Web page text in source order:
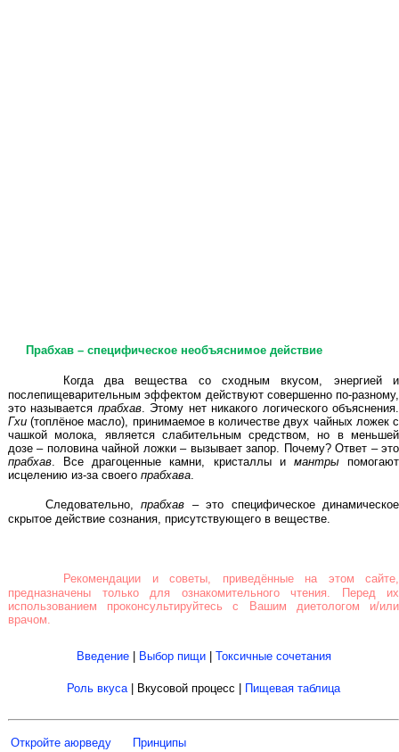
Прабхав – специфическое необъяснимое действие
Когда два вещества со сходным вкусом, энергией и
послепищеварительным эффектом действуют совершенно по-разному,
это называется прабхав. Этому нет никакого логического объяснения.
Гхи (топлёное масло), принимаемое в количестве двух чайных ложек с
чашкой молока, является слабительным средством, но в меньшей
дозе – половина чайной ложки – вызывает запор. Почему? Ответ – это
прабхав. Все драгоценные камни, кристаллы и мантрыпомогают
исцелению из-за своего прабхава.
Следовательно,прабхав – это специфическое динамическое
скрытое действие сознания, присутствующего в веществе.
Рекомендации и советы, приведённые на этом сайте,
предназначены только для ознакомительного чтения. Перед их
использованием проконсультируйтесь с Вашим диетологом и/или
врачом.
Введение| Выбор пищи| Токсичные сочетания
Роль вкуса| Вкусовой процесс | Пищевая таблица
Откройте аюрведу Принципы